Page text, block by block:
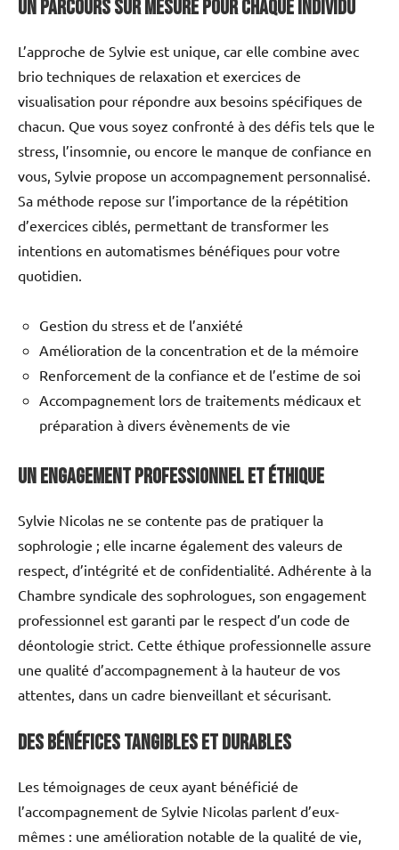
Un parcours sur mesure pour chaque individu
L’approche de Sylvie est unique, car elle combine avec
brio techniques de relaxation et exercices de
visualisation pour répondre aux besoins spécifiques de
chacun. Que vous soyez confronté à des défis tels que le
stress, l’insomnie, ou encore le manque de confiance en
vous, Sylvie propose un accompagnement personnalisé.
Sa méthode repose sur l’importance de la répétition
d’exercices ciblés, permettant de transformer les
intentions en automatismes bénéfiques pour votre
quotidien.
Gestion du stress et de l’anxiété
Amélioration de la concentration et de la mémoire
Renforcement de la confiance et de l’estime de soi
Accompagnement lors de traitements médicaux et
préparation à divers évènements de vie
Un engagement professionnel et éthique
Sylvie Nicolas ne se contente pas de pratiquer la
sophrologie ; elle incarne également des valeurs de
respect, d’intégrité et de confidentialité. Adhérente à la
Chambre syndicale des sophrologues, son engagement
professionnel est garanti par le respect d’un code de
déontologie strict. Cette éthique professionnelle assure
une qualité d’accompagnement à la hauteur de vos
attentes, dans un cadre bienveillant et sécurisant.
Des bénéfices tangibles et durables
Les témoignages de ceux ayant bénéficié de
l’accompagnement de Sylvie Nicolas parlent d’eux-
mêmes : une amélioration notable de la qualité de vie,